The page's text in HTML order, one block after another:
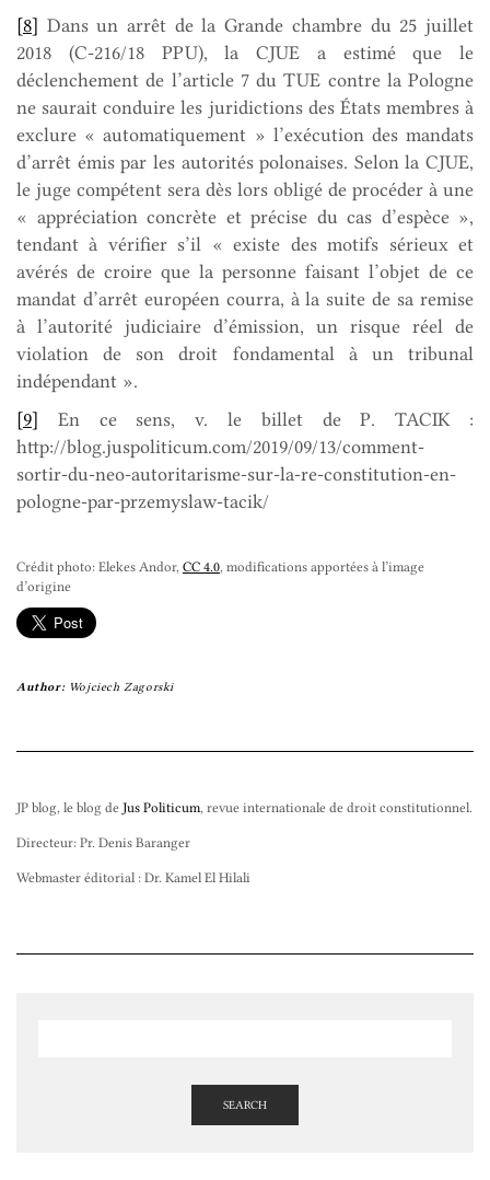
[8] Dans un arrêt de la Grande chambre du 25 juillet
2018 (C‑216/18 PPU), la CJUE a estimé que le
déclenchement de l’article 7 du TUE contre la Pologne
ne saurait conduire les juridictions des États membres à
exclure « automatiquement » l’exécution des mandats
d’arrêt émis par les autorités polonaises. Selon la CJUE,
le juge compétent sera dès lors obligé de procéder à une
« appréciation concrète et précise du cas d’espèce »,
tendant à vérifier s’il « existe des motifs sérieux et
avérés de croire que la personne faisant l’objet de ce
mandat d’arrêt européen courra, à la suite de sa remise
à l’autorité judiciaire d’émission, un risque réel de
violation de son droit fondamental à un tribunal
indépendant ».
[9] En ce sens, v. le billet de P. TACIK :
http://blog.juspoliticum.com/2019/09/13/comment-
sortir-du-neo-autoritarisme-sur-la-re-constitution-en-
pologne-par-przemyslaw-tacik/
Crédit photo: Elekes Andor, CC 4.0 , modifications apportées à l’image
d’origine
Author: Wojciech Zagorski
JP blog, le blog de Jus Politicum , revue internationale de droit constitutionnel.
Directeur: Pr. Denis Baranger
Webmaster éditorial : Dr. Kamel El Hilali
SEARCH